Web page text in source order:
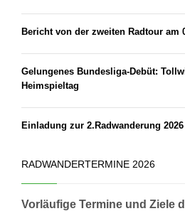
Bericht von der zweiten Radtour am
Gelungenes Bundesliga-Debüt:
Heimspieltag
Einladung zur 2.Radwanderung 2026
RADWANDERTERMINE 2026
Vorläufige Termine und Ziele